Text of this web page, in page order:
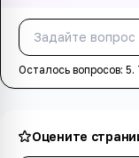
Осталось вопросов: 5.
Оцените